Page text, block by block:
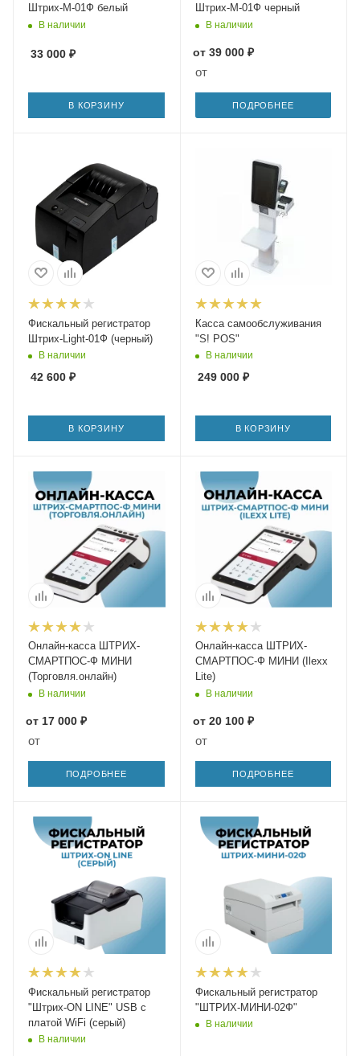
Штрих-М-01Ф белый
В наличии
33 000 ₽
В КОРЗИНУ
Штрих-М-01Ф черный
В наличии
от 39 000 ₽
от
ПОДРОБНЕЕ
Фискальный регистратор
Штрих-Light-01Ф (черный)
В наличии
42 600 ₽
В КОРЗИНУ
Касса самообслуживания
"S! POS"
В наличии
249 000₽
В КОРЗИНУ
Онлайн-касса ШТРИХ-
СМАРТПОС-Ф МИНИ
(Торговля.онлайн)
В наличии
от 17 000 ₽
от
ПОДРОБНЕЕ
Онлайн-касса ШТРИХ-
СМАРТПОС-Ф МИНИ (Ilexx
Lite)
В наличии
от 20 100 ₽
от
ПОДРОБНЕЕ
Фискальный регистратор
"Штрих-ON LINE" USB с
платой WiFi (серый)
В наличии
Фискальный регистратор
"ШТРИХ-МИНИ-02Ф"
В наличии